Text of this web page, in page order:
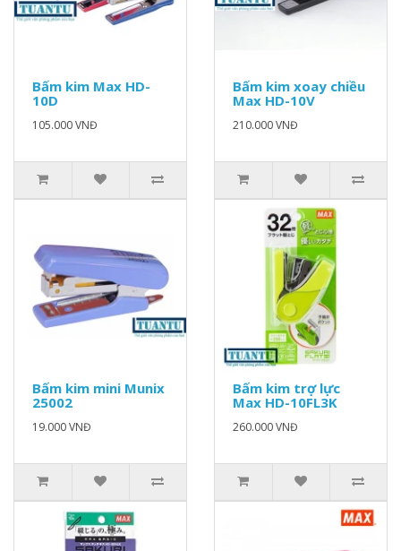
Bấm kim Max HD-
10D
105.000 VNĐ
Bấm kim xoay chiều
Max HD-10V
210.000 VNĐ
Bấm kim mini Munix
25002
19.000 VNĐ
Bấm kim trợ lực
Max HD-10FL3K
260.000 VNĐ